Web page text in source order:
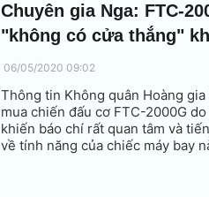
Chuyên gia Nga: FTC-
"không có cửa thắng"
06/05/2020 09:02
Thông tin Không quân Hoàng
mua chiến đấu cơ FTC-2000G
khiến báo chí rất quan tâm và
về tính năng của chiếc máy bay